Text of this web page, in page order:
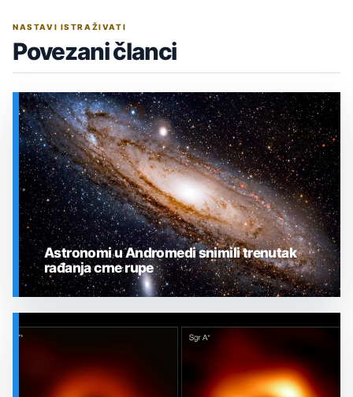
NASTAVI ISTRAŽIVATI
Povezani članci
Astronomi u Andromedi snimili trenutak
rađanja crne rupe